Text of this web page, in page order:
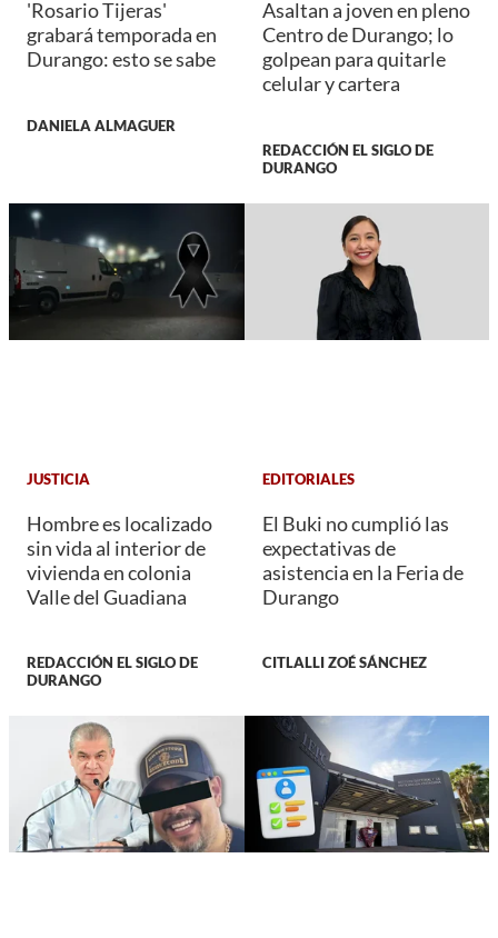
'Rosario Tijeras'
grabará temporada en
Durango: esto se sabe
DANIELA ALMAGUER
Asaltan a joven en pleno
Centro de Durango; lo
golpean para quitarle
celular y cartera
REDACCIÓN EL SIGLO DE
DURANGO
JUSTICIA
Hombre es localizado
sin vida al interior de
vivienda en colonia
Valle del Guadiana
REDACCIÓN EL SIGLO DE
DURANGO
EDITORIALES
El Buki no cumplió las
expectativas de
asistencia en la Feria de
Durango
CITLALLI ZOÉ SÁNCHEZ